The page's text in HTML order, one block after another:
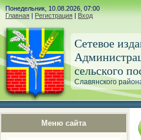
Понедельник, 10.08.2026, 07:00
Главная | Регистрация | Вход
Сетевое
сельского
Славянского
Меню сайта